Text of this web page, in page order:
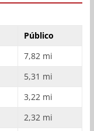
Público
7,82 mi
5,31 mi
3,22 mi
2,32 mi